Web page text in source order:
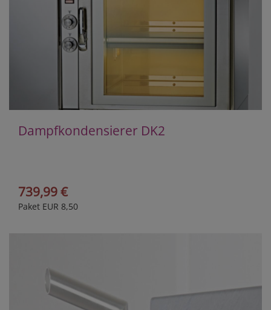
Dampfkondensierer DK2
739,99 €
Paket EUR 8,50